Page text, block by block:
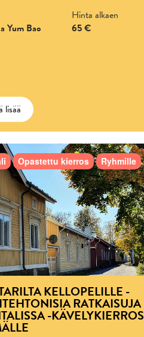
Yum Bao
Hinta alkaen
65 €
lisää
Opastettu kierros Ryhmille
KELLOPELILLE -
RATKAISUJA
-KÄVELYKIERROS